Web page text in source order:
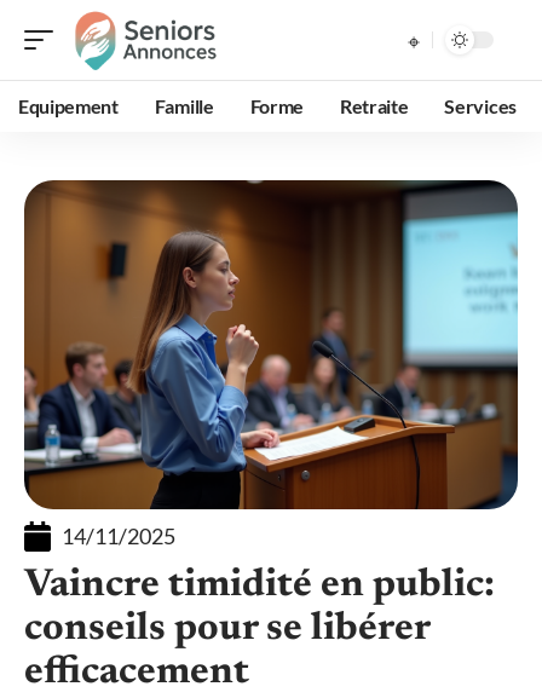
Equipement Famille Forme Retraite Services
14/11/2025
Vaincre timidité en public:
conseils pour se libérer
efficacement